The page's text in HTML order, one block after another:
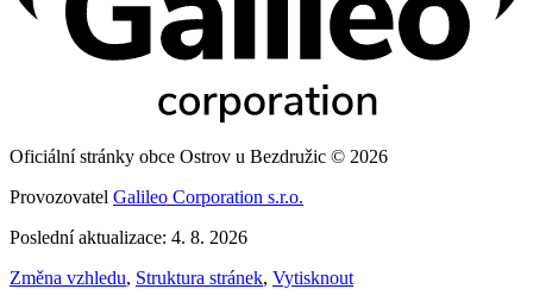
Oficiální stránky obce Ostrov u Bezdružic © 2026
Provozovatel Galileo Corporation s.r.o.
Poslední aktualizace: 4. 8. 2026
Změna vzhledu, Struktura stránek, Vytisknout